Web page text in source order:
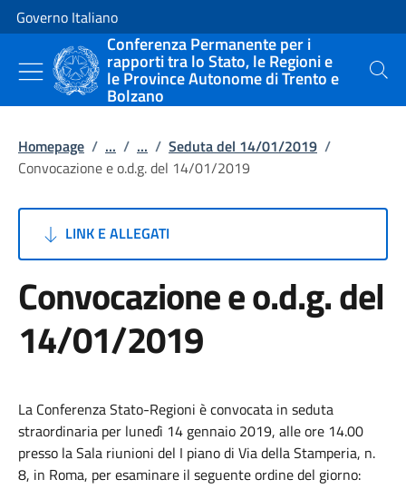
Vai al contenuto
Vai alla navigazione del sito
Governo Italiano
Conferenza Permanente per i
rapporti tra lo Stato, le Regioni e
le Province Autonome di Trento e
Bolzano
Cerca
Homepage / ... / ... / Seduta del 14/01/2019 /
Convocazione e o.d.g. del 14/01/2019
LINK E ALLEGATI
Convocazione e o.d.g. del
14/01/2019
La Conferenza Stato-Regioni è convocata in seduta
straordinaria per lunedì 14 gennaio 2019, alle ore 14.00
presso la Sala riunioni del I piano di Via della Stamperia, n.
8, in Roma, per esaminare il seguente ordine del giorno: